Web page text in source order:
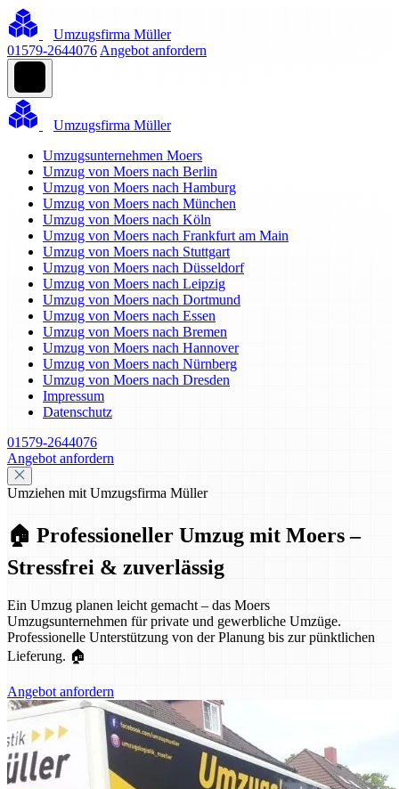
Umzugsfirma Müller
01579-2644076 Angebot anfordern
Umzugsfirma Müller
Umzugsunternehmen Moers
Umzug von Moers nach Berlin
Umzug von Moers nach Hamburg
Umzug von Moers nach München
Umzug von Moers nach Köln
Umzug von Moers nach Frankfurt am Main
Umzug von Moers nach Stuttgart
Umzug von Moers nach Düsseldorf
Umzug von Moers nach Leipzig
Umzug von Moers nach Dortmund
Umzug von Moers nach Essen
Umzug von Moers nach Bremen
Umzug von Moers nach Hannover
Umzug von Moers nach Nürnberg
Umzug von Moers nach Dresden
Impressum
Datenschutz
01579-2644076
Angebot anfordern
Umziehen mit Umzugsfirma Müller
🏠 Professioneller Umzug mit Moers –
Stressfrei & zuverlässig
Ein Umzug planen leicht gemacht – das Moers
Umzugsunternehmen für private und gewerbliche Umzüge.
Professionelle Unterstützung von der Planung bis zur pünktlichen
Lieferung. 🏠
Angebot anfordern